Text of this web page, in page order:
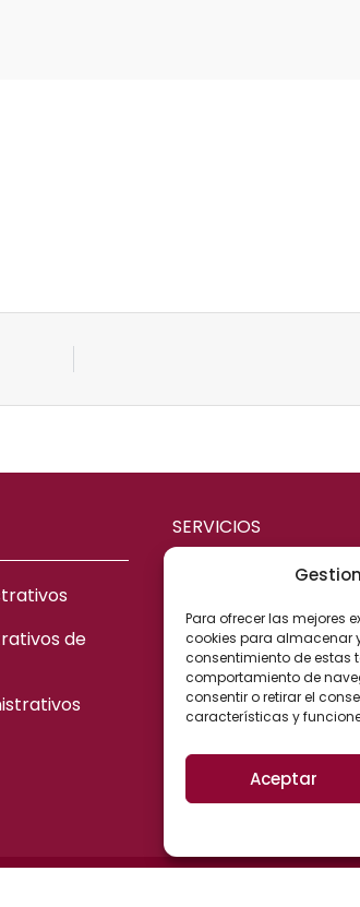
Para ofrecer las mejores
cookies para almacenar
consentimiento de estas
comportamiento de
consentir o retirar el
características y
Aceptar
de
SERVICIOS
ASESORÍA CIVIL
ASESORÍA FISCAL
ASESORÍA